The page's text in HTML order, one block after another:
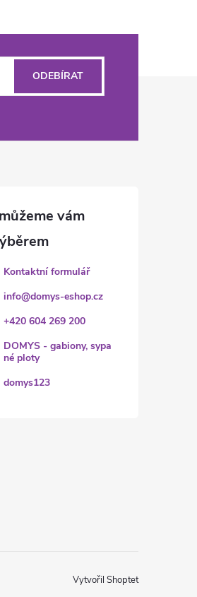
ODEBÍRAT
Kontaktní formulář
info@domys-eshop.cz
+420 604 269 200
DOMYS - gabiony, sypa
né ploty
domys123
Vytvořil Shoptet